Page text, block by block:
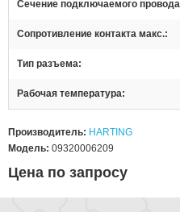
Сечение подключаемого провода
Сопротивление контакта макс.
Тип разъема
Рабочая температура
Производитель: HARTING
Модель: 09320006209
Цена по запросу